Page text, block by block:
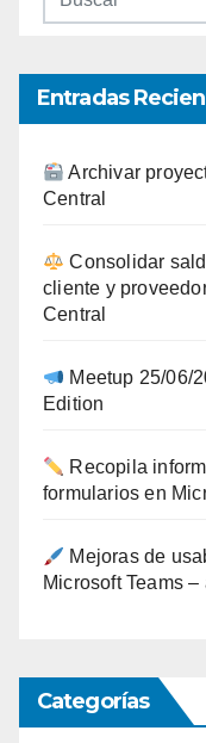
Entradas
Archivar
Central
Consolidar
cliente y
Central
Meetup 25/06/
Edition
Recopila
formularios en
Mejoras de
Microsoft Teams
Categorías